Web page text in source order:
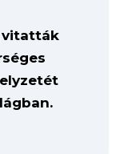
vitatták